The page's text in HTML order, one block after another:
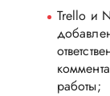
Trello и
работы;